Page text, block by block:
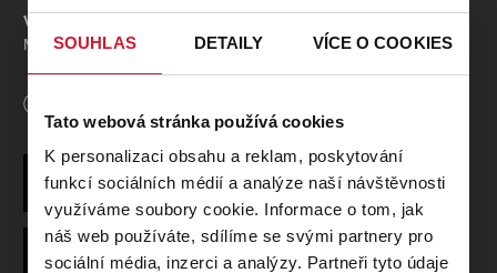
SOUHLAS DETAILY VÍCE O COOKIES
Tato webová stránka používá cookies
K personalizaci obsahu a reklam, poskytování
funkcí sociálních médií a analýze naší návštěvnosti
využíváme soubory cookie. Informace o tom, jak
náš web používáte, sdílíme se svými partnery pro
sociální média, inzerci a analýzy. Partneři tyto údaje
Vilém Blodek
Milostné písně
Bohuslav Martinů
Variace na slovenskou píseň pro violoncello a klavír, H. 378
Antonín Dvořák
V národním tónu, op. 73
Účinkující
Autor Bohuslav Martinů
Autor Antonín Dvořák Hudba Leoš Janáček